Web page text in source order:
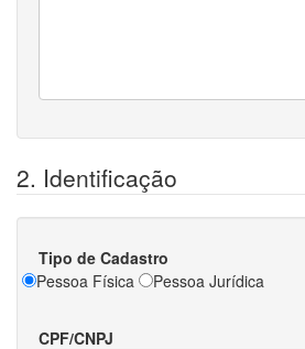
2. Identificação
Tipo de Cadastro
Pessoa Física
Pessoa Jurídica
CPF/CNPJ